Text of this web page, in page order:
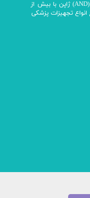
کره جنوبی و فشارسنج های ای اند دی (AND) ژاپن با بیش از